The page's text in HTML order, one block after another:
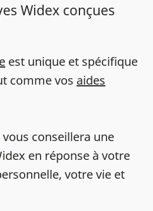
Widex conçues
est unique et spécifique
comme vos aides
conseillera une
en réponse à votre
votre vie et